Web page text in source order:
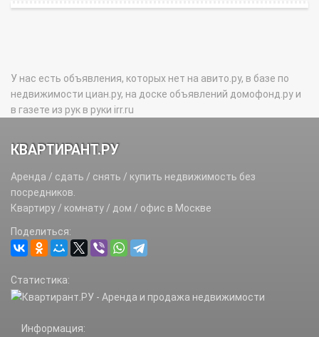
У нас есть объявления, которых нет на авито.ру, в базе по
недвижимости циан.ру, на доске объявлений домофонд.ру и
в газете из рук в руки irr.ru
КВАРТИРАНТ.РУ
Аренда / сдать / снять / купить недвижимость без
посредников.
Квартиру / комнату / дом / офис в Москве
Поделиться:
Статистика:
Информация: